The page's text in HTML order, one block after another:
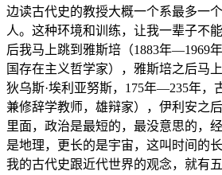
边读古代史的教授大概一个系最多一
人。这种环境和训练，让我一辈子不
后我马上跳到雅斯培（1883年—1969
国存在主义哲学家），雅斯培之后马
狄乌斯·埃利亚努斯，175年—235年，
兼修辞学教师，雄辩家），伊利安之
里面，政治是最短的，最没意思的，
是地理，更长的是宇宙，这叫时间的
我的古代史跟近代世界的观念，就有